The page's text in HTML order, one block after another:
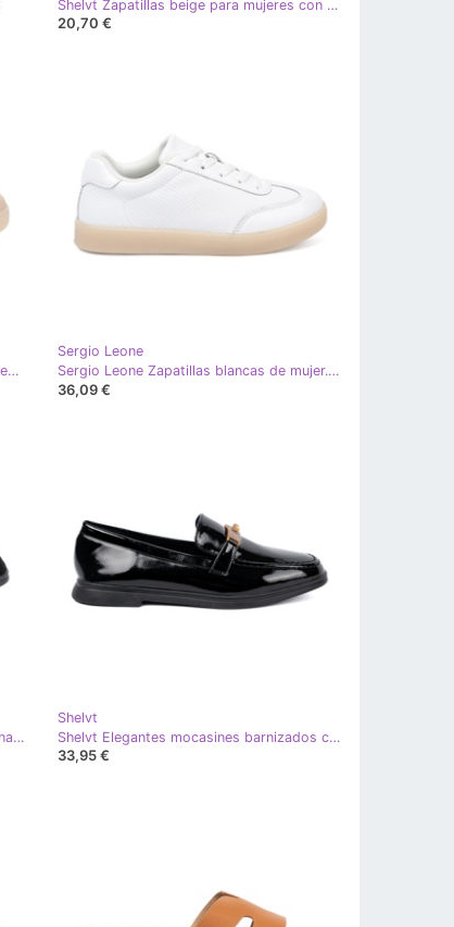
Shelvt Zapatillas beige para mujeres con flores
20,70 €
Sergio Leone Zapatillas de deporte femenino beige ligero
Sergio Leone
Sergio Leone Zapatillas blancas de mujer. blanco
36,09 €
Shelvt Mocasines de ante negros con una elegante decoración dorada
Shelvt
Shelvt Elegantes mocasines barnizados con una decoración dorada negro
33,95 €